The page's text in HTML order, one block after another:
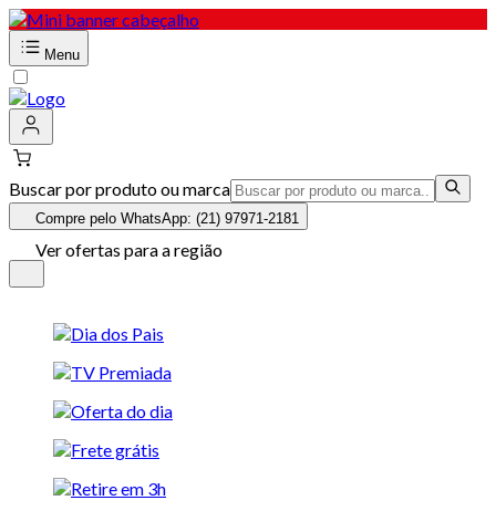
Menu
Buscar por produto ou marca
Compre pelo WhatsApp: (21) 97971-2181
Ver ofertas para a região